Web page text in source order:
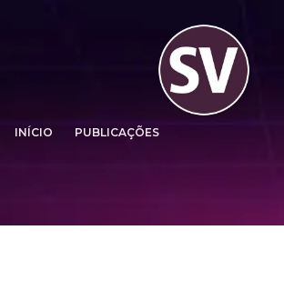
INÍCIO PUBLICAÇÕES